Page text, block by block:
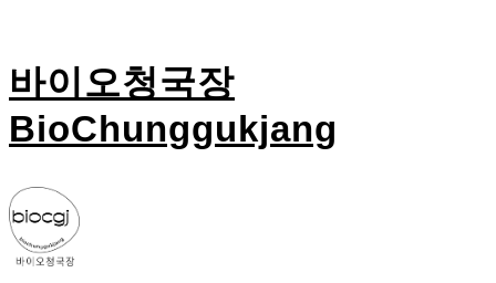
바이오청국장
BioChunggukjang